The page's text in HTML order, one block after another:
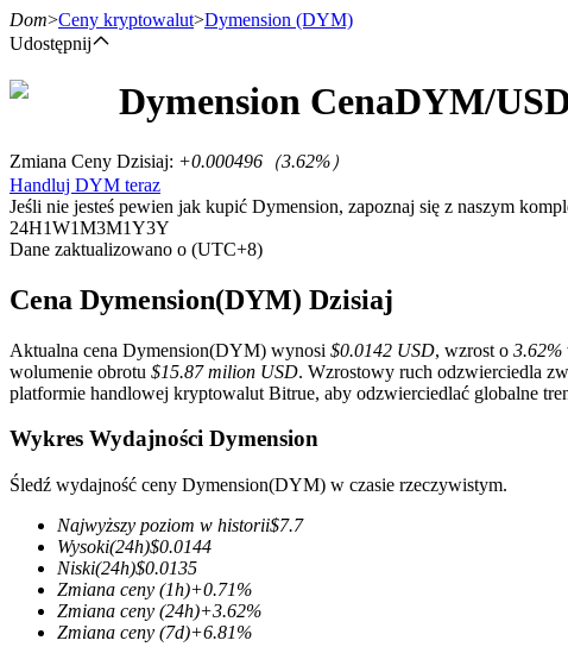
Kontrakty terminowe
Kontrakty terminowe na USDT
Kontrakty futures wykorzystujące USDT jako zabezpieczenie
Kontrakty terminowe COIN-M
Dom>Ceny kryptowalut>Dymension (DYM)
Udostępnij
Dymension CenaDYM/
Zmiana Ceny Dzisiaj: +0.000496 （3.62%）
Handluj DYM teraz
Jeśli nie jesteś pewien jak kupić Dymension, zapoznaj się z naszym
24H1W1M3M1Y3Y
Dane zaktualizowano o (UTC+8)
Cena Dymension(DYM) Dzisiaj
Aktualna cena Dymension(DYM) wynosi $0.0142 USD, wzrost o 3.62%
wolumenie obrotu $15.87 milion USD. Wzrostowy ruch odzwierciedla
platformie handlowej kryptowalut Bitrue, aby odzwierciedlać globalne
Wykres Wydajności Dymension
Śledź wydajność ceny Dymension(DYM) w czasie rzeczywistym.
Najwyższy poziom w historii$7.7
Wysoki(24h)$0.0144
Niski(24h)$0.0135
Zmiana ceny (1h)+0.71%
Zmiana ceny (24h)+3.62%
Zmiana ceny (7d)+6.81%